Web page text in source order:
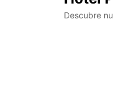
Descubre